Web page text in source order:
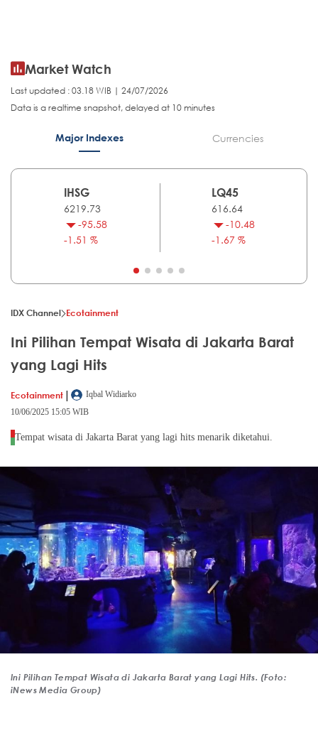
Market Watch
Last updated : 03.18 WIB | 24/07/2026
Data is a realtime snapshot, delayed at 10 minutes
Major Indexes Currencies
IHSG
6219.73
-95.58
-1.51 %
LQ45
616.64
-10.48
-1.67 %
IDX Channel Ecotainment
Ini Pilihan Tempat Wisata di Jakarta Barat
yang Lagi Hits
Ecotainment |
Iqbal Widiarko
10/06/2025 15:05 WIB
Tempat wisata di Jakarta Barat yang lagi hits menarik diketahui.
Ini Pilihan Tempat Wisata di Jakarta Barat yang Lagi Hits. (Foto:
iNews Media Group)